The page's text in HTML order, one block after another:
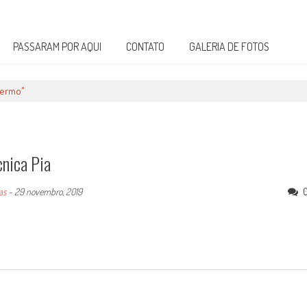
PASSARAM POR AQUI CONTATO GALERIA DE FOTOS
Pia
- 29 novembro, 2019